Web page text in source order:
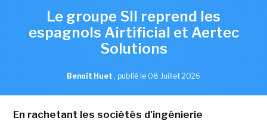
Le groupe SII reprend les
espagnols Airtificial et Aertec
Solutions
Benoît Huet , publié le 08 Juillet 2026
En rachetant les sociétés d'ingénierie